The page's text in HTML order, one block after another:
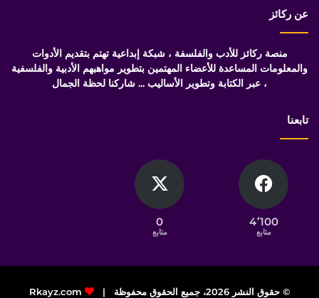
عن ركائز
منصة ركائز للأدب والفلسفة ، شبكة إبداعية تهتم بتقديم الأدوات
والمعلومات المساعدة للأعضاء المهتمين بتطوير مواهبهم الأدبية والفلسفية
، عبر الكتابة وتطوير الأساليب ... شاركنا لحظة الجمال
تابعنا
4٬100
متابع
0
متابع
© حقوق النشر 2026، جميع الحقوق محفوظة |
Rkayz.com